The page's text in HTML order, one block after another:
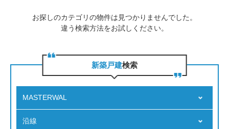
お探しのカテゴリの物件は見つかりませんでした。
違う検索方法をお試しください。
新築戸建検索
MASTERWAL
沿線